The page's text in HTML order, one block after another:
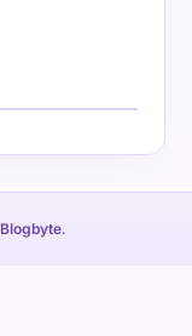
Blogbyte.